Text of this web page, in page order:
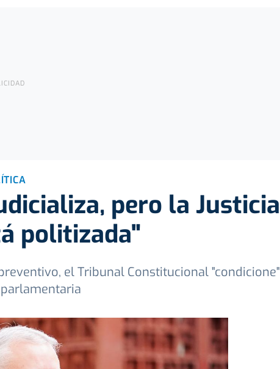
pero la Justicia
politizada"
el Tribunal Constitucional "condicione"